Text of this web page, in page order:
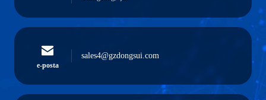
e-posta
sales4@gzdongsui.com